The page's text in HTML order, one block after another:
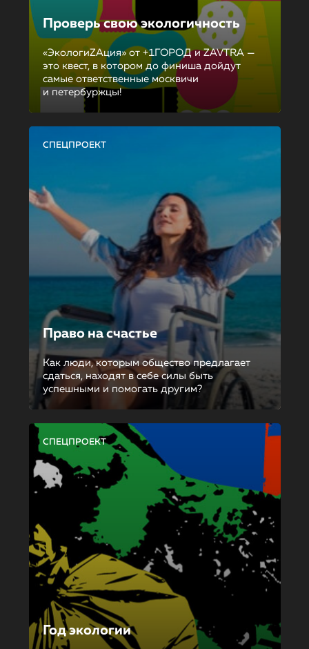
Проверь свою экологичность
«ЭкологиZAция» от +1ГОРОД и ZAVTRA —
это квест, в котором до финиша дойдут
самые ответственные москвичи
и петербуржцы!
СПЕЦПРОЕКТ
Право на счастье
Как люди, которым общество предлагает
сдаться, находят в себе силы быть
успешными и помогать другим?
СПЕЦПРОЕКТ
Год экологии